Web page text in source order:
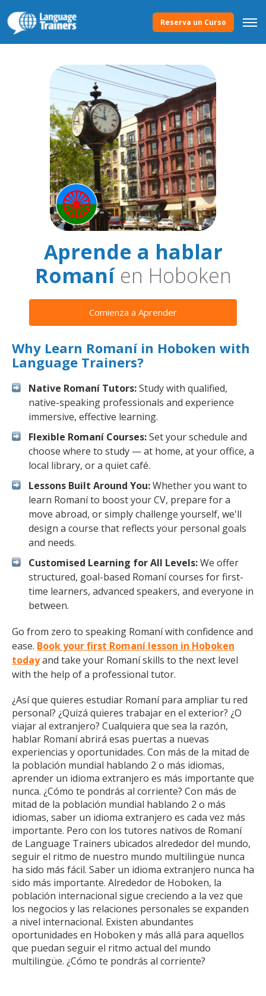
Reserva un Curso
Aprende a hablar
Romaníen Hoboken
Comienza a Aprender
Why Learn Romaní in Hoboken with
Language Trainers?
Native Romaní Tutors:Study with qualified,
native-speaking professionals and experience
immersive, effective learning.
Flexible Romaní Courses:Set your schedule and
choose where to study — at home, at your office, a
local library, or a quiet café.
Lessons Built Around You:Whether you want to
learn Romaní to boost your CV, prepare for a
move abroad, or simply challenge yourself, we'll
design a course that reflects your personal goals
and needs.
Customised Learning for All Levels:We offer
structured, goal-based Romaní courses for first-
time learners, advanced speakers, and everyone in
between.
Go from zero to speaking Romaní with confidence and
ease. Book your first Romaní lesson in Hoboken
todayand take your Romaní skills to the next level
with the help of a professional tutor.
¿Así que quieres estudiar Romaní para ampliar tu red
personal? ¿Quizá quieres trabajar en el exterior? ¿O
viajar al extranjero? Cualquiera que sea la razón,
hablar Romaní abrirá esas puertas a nuevas
experiencias y oportunidades. Con más de la mitad de
la población mundial hablando 2 o más idiomas,
aprender un idioma extranjero es más importante que
nunca. ¿Cómo te pondrás al corriente? Con más de
mitad de la población mundial hablando 2 o más
idiomas, saber un idioma extranjero es cada vez más
importante. Pero con los tutores nativos de Romaní
de Language Trainers ubicados alrededor del mundo,
seguir el ritmo de nuestro mundo multilingüe nunca
ha sido más fácil. Saber un idioma extranjero nunca ha
sido más importante. Alrededor de Hoboken, la
población internacional sigue creciendo a la vez que
los negocios y las relaciones personales se expanden
a nivel internacional. Existen abundantes
oportunidades en Hoboken y más allá para aquellos
que puedan seguir el ritmo actual del mundo
multilingüe. ¿Cómo te pondrás al corriente?